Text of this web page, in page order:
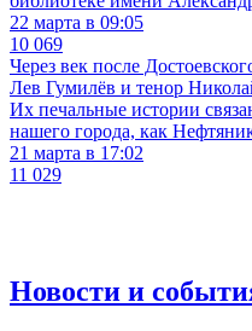
22 марта в 09:05
10 069
Через век после
Лев Гумилёв и тенор
Их печальные истории
нашего города, как
21 марта в 17:02
11 029
Новости и